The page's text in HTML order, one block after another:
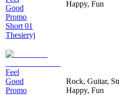
Good
Promo
Short 01
Thesieryj
Happy, Fun
Feel
Good
Promo
Rock, Guitar,
Happy, Fun